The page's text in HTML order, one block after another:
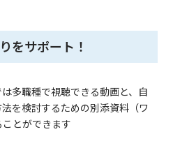
をサポート！
多職種で視聴できる動画と、自
を検討するための別添資料（ワ
とができます